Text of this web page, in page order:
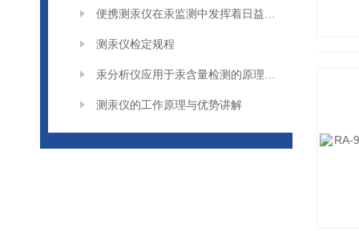
测汞仪检定规程
测汞仪的工作原理与优势讲解